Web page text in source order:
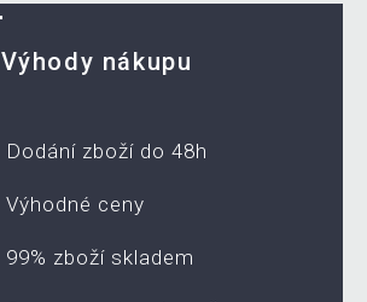
Výhody nákupu
Dodání zboží do 48h
Výhodné ceny
99% zboží skladem